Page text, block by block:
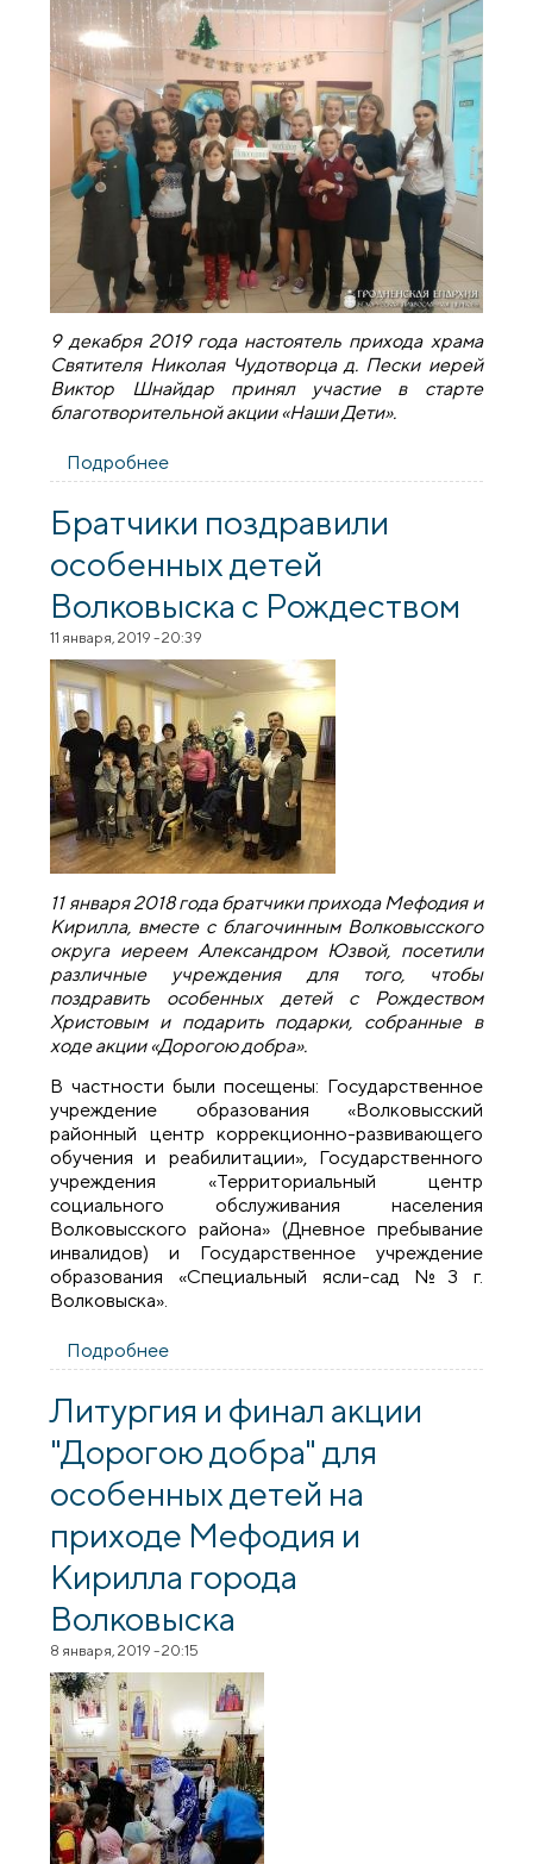
9 декабря 2019 года настоятель прихода храма
Святителя Николая Чудотворца д. Пески иерей
Виктор Шнайдар принял участие в старте
благотворительной акции «Наши Дети».
Подробнее
принял участие в старте
Братчики поздравили
особенных детей
Волковыска с Рождеством
11 января, 2019 - 20:39
11 января 2018 года братчики прихода Мефодия и
Кирилла, вместе с благочинным Волковысского
округа иереем Александром Юзвой, посетили
различные учреждения для того, чтобы
поздравить особенных детей с Рождеством
Христовым и подарить подарки, собранные в
ходе акции «Дорогою добра».
В частности были посещены: Государственное
учреждение образования «Волковысский
районный центр коррекционно-развивающего
обучения и реабилитации», Государственного
учреждения «Территориальный центр
социального обслуживания населения
Волковысского района» (Дневное пребывание
инвалидов) и Государственное учреждение
образования «Специальный ясли-сад №3 г.
Волковыска».
Подробнее
детей Волковыска с Рождеством
Литургия и финал акции
"Дорогою добра" для
особенных детей на
приходе Мефодия и
Кирилла города
Волковыска
8 января, 2019 - 20:15